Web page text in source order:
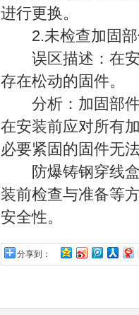
进行更换。
2.未检查加固部
误区描述：在安
存在松动的固件。
分析：加固部件
在安装前应对所有
必要紧固的固件无
防爆铸钢穿线盒
装前检查与准备等
安全性。
分享到：